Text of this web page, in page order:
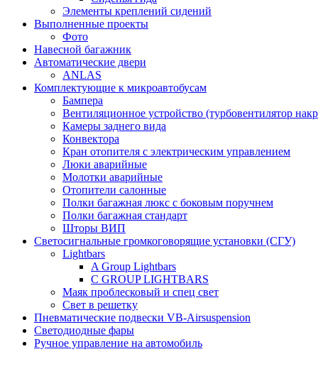
Элементы креплений сидений
Выполненные проекты
Фото
Навесной багажник
Автоматические двери
ANLAS
Комплектующие к микроавтобусам
Бампера
Вентиляционное устройство (турбовентилятор
Камеры заднего вида
Конвектора
Кран отопителя с электрическим управлением
Люки аварийные
Молотки аварийные
Отопители салонные
Полки багажная люкс с боковым поручнем
Полки багажная стандарт
Шторы ВИП
Светосигнальные громкоговорящие установки (СГУ)
Lightbars
A Group Lightbars
C GROUP LIGHTBARS
Маяк проблесковый и спец свет
Свет в решетку
Пневматические подвески VB-Airsuspension
Светодиодные фары
Ручное управление на автомобиль